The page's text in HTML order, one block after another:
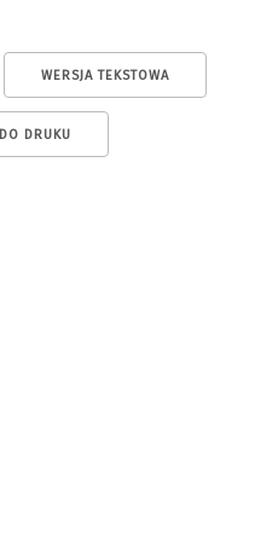
WERSJA TEKSTOWA
DRUKU